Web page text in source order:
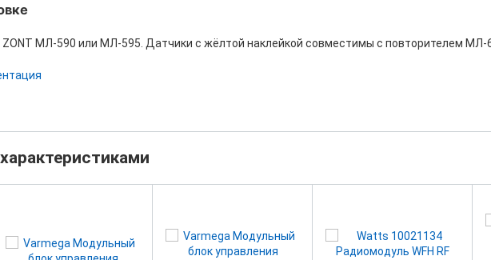
МЛ-590 или МЛ-595. Датчики с жёлтой наклейкой совместимы с повторителем МЛ-